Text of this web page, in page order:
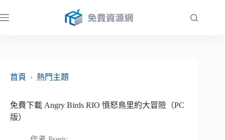
至
首頁
› 熱門主題
免費下載 Angry Birds RIO 憤怒鳥里約大冒險（PC
版）